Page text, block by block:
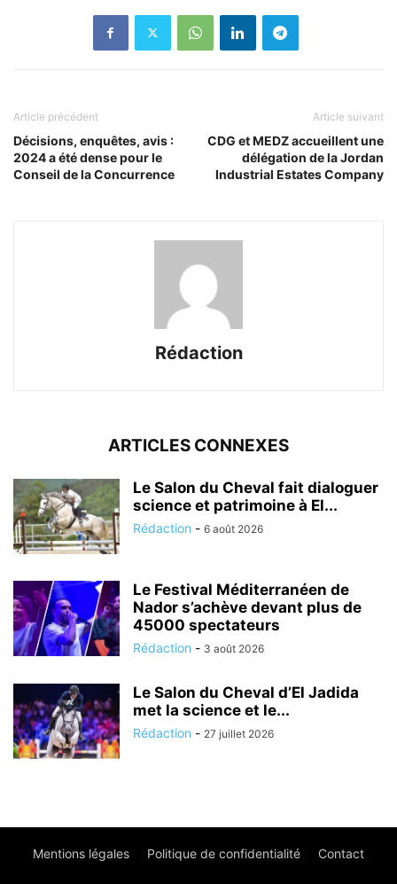
Article précédent
Décisions, enquêtes, avis :
2024 a été dense pour le
Conseil de la Concurrence
Article suivant
CDG et MEDZ accueillent une
délégation de la Jordan
Industrial Estates Company
Rédaction
ARTICLES CONNEXES
Le Salon du Cheval fait dialoguer
science et patrimoine à El...
Rédaction - 6 août 2026
Le Festival Méditerranéen de
Nador s’achève devant plus de
45000 spectateurs
Rédaction - 3 août 2026
Le Salon du Cheval d’El Jadida
met la science et le...
Rédaction - 27 juillet 2026
Mentions légales Politique de confidentialité Contact